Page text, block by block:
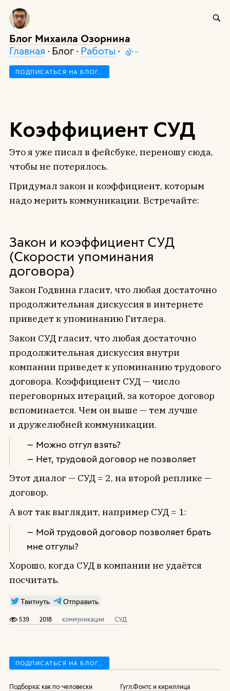
Блог Михаила Озорнина
Главная · Блог · Работы ·
ПОДПИСАТЬСЯ НА БЛОГ…
Коэффициент СУД
Это я уже писал в фейсбуке, переношу сюда,
чтобы не потерялось.
Придумал закон и коэффициент, которым
надо мерить коммуникации. Встречайте:
Закон и коэффициент СУД
(Скорости упоминания
договора)
Закон Годвина гласит, что любая достаточно
продолжительная дискуссия в интернете
приведет к упоминанию Гитлера.
Закон СУД гласит, что любая достаточно
продолжительная дискуссия внутри
компании приведет к упоминанию трудового
договора. Коэффициент СУД — число
переговорных итераций, за которое договор
вспоминается. Чем он выше — тем лучше
и дружелюбней коммуникации.
— Можно отгул взять?
— Нет, трудовой договор не позволяет
Этот диалог — СУД = 2, на второй реплике —
договор.
А вот так выглядит, например СУД = 1:
— Мой трудовой договор позволяет брать
мне отгулы?
Хорошо, когда СУД в компании не удаётся
посчитать.
Твитнуть Отправить
539 2018 коммуникации СУД
ПОДПИСАТЬСЯ НА БЛОГ…
Подборка: как по-человески Гугл.Фонтс и кириллица